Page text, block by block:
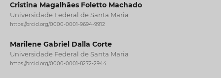
Cristina Magalhães Foletto Machado
Universidade Federal de Santa Maria
https://orcid.org/0000-0001-9694-9912
Marilene Gabriel Dalla Corte
Universidade Federal de Santa Maria
https://orcid.org/0000-0001-8272-2944